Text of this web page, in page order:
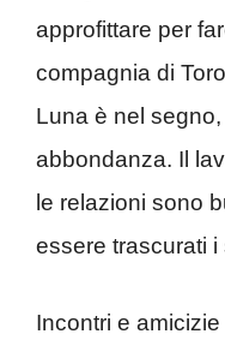
approfittare per
compagnia di
Luna è nel
abbondanza. Il
le relazioni sono
essere trascurati i
Incontri e